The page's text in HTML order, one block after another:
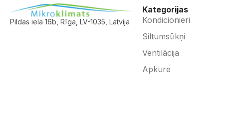
Pildas iela 16b, Rīga, LV-1035, Latvija
Kategorijas
Kondicionieri
Siltumsūkņi
Ventilācija
Apkure